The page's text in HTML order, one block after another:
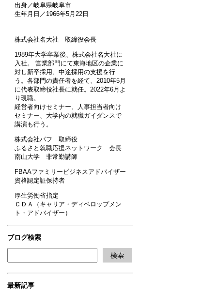
出身／岐阜県岐阜市
生年月日／1966年5月22日
株式会社名大社 取締役会長
1989年大学卒業後、株式会社名大社に
入社。 営業部門にて東海地区の企業に
対し新卒採用、中途採用の支援を行
う。各部門の責任者を経て、2010年5月
に代表取締役社長に就任。2022年6月よ
り現職。
経営者向けセミナー、人事担当者向け
セミナー、大学内の就職ガイダンスで
講演も行う。
株式会社パフ 取締役
ふるさと就職応援ネットワーク 会長
南山大学 非常勤講師
FBAAファミリービジネスアドバイザー
資格認定証保持者
厚生労働省指定
ＣＤＡ（キャリア・ディベロップメン
ト・アドバイザー）
ブログ検索
最新記事